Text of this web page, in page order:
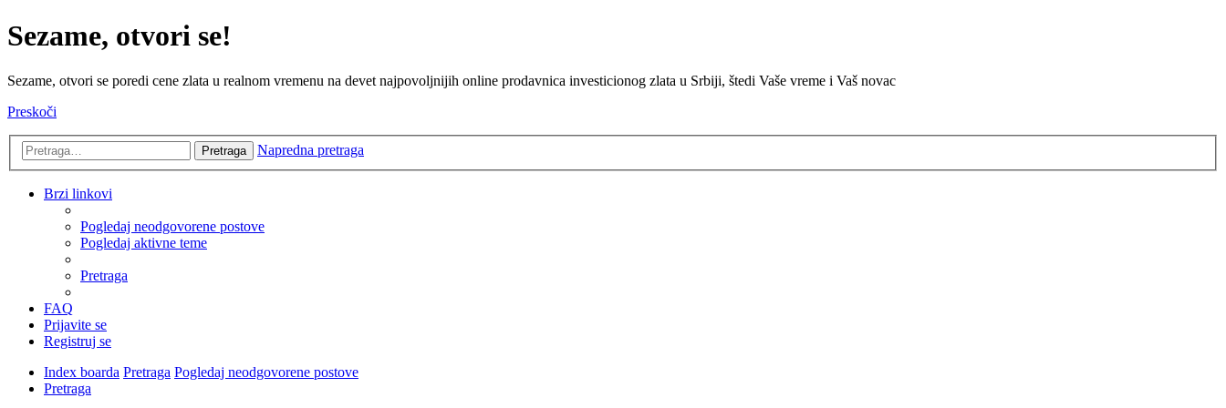
Sezame, otvori se!
Sezame, otvori se poredi cene zlata u realnom vremenu na devet najpovoljnijih online prodavnica investicionog zlata u Srbiji, štedi Vaše vreme i Vaš novac
Preskoči
Pretraga Napredna pretraga
Brzi linkovi
Pogledaj neodgovorene postove
Pogledaj aktivne teme
Pretraga
FAQ
Prijavite se
Registruj se
Index boarda Pretraga Pogledaj neodgovorene postove
Pretraga